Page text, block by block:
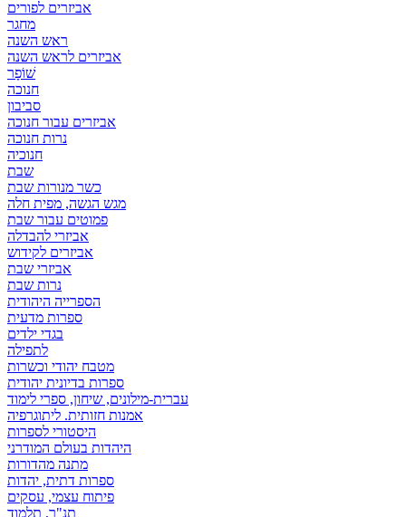
אביזרים לפורים
מחגר
ראש השנה
אביזרים לראש השנה
שׁוֹפָר
חנוכה
סביבון
אביזרים עבור חנוכה
נרות חנוכה
חנוכיה
שבת
כשר מנורות שבת
מגש הגשה, מפית חלה
פמוטים עבור שבת
אביזרי להבדלה
אביזרים לקידוש
אביזרי שבת
נרות שבת
הספרייה היהודית
ספרות מדעית
בגדי ילדים
לתפילה
מטבח יהודי וכשרות
ספרות בדיונית יהודית
עברית-מילונים, שיחון, ספרי לימוד
אמנות חזותית. ליתוגרפיה
היסטורי לספרות
היהדות בעולם המודרני
מתנה מהדורות
ספרות דתית, יהדות
פיתוח עצמי, עסקים
תנ"ך, תלמוד